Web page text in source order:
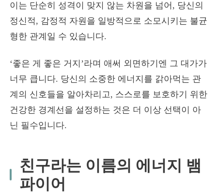
이는 단순히 성격이 맞지 않는 차원을 넘어, 당신의
정신적, 감정적 자원을 일방적으로 소모시키는 불균
형한 관계일 수 있습니다.
‘좋은 게 좋은 거지’라며 애써 외면하기엔 그 대가가
너무 큽니다. 당신의 소중한 에너지를 갉아먹는 관
계의 신호들을 알아차리고, 스스로를 보호하기 위한
건강한 경계선을 설정하는 것은 더 이상 선택이 아
닌 필수입니다.
친구라는 이름의 에너지 뱀
파이어